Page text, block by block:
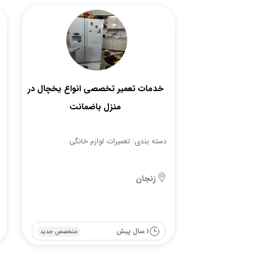
خدمات تعمیر تخصصی انواع یخچال در
منزل باضمانت
دسته بندی: تعمیرات لوازم خانگی
زنجان
متخصص جدید 1 سال پیش